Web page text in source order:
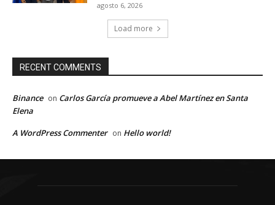
agosto 6, 2026
Load more
RECENT COMMENTS
Binance on Carlos García promueve a Abel Martínez en Santa
Elena
A WordPress Commenter on Hello world!